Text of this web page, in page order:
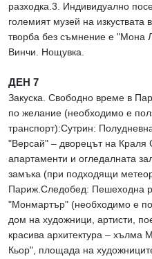
разходка.3. Индивидуално
големият музей на изкуствата
творба без съмнение е "Мона
Винчи. Нощувка.
ДЕН 7
Закуска. Свободно време в
по желание (необходимо е
транспорт):Сутрин:
"Версай" – дворецът на Краля
апартаменти и огледалната
замъка (при подходящи
Париж.Следобед: Пешеходна
"Монмартър" (необходимо е
дом на художници, артисти,
красива архитектура – хълма
Кьор", площада на